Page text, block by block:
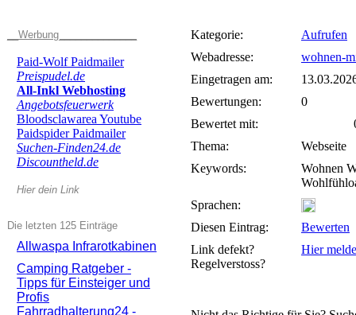
__Werbung______________
Paid-Wolf Paidmailer
Preispudel.de
All-Inkl Webhosting
Angebotsfeuerwerk
Bloodsclawarea Youtube
Paidspider Paidmailer
Suchen-Finden24.de
Discountheld.de
Hier dein Link
Die letzten 125 Einträge
Allwaspa Infrarotkabinen
Camping Ratgeber -
Tipps für Einsteiger und
Profis
Fahrradhalterung24 -
Kategorie:
Aufrufen
Webadresse:
wohnen-
Eingetragen am:
Bewertungen:
0
Bewertet mit:
Thema:
Webseite
Keywords:
Wohnen
Sprachen:
Diesen Eintrag:
Bewerten
Link defekt?
Regelverstoss?
Hier